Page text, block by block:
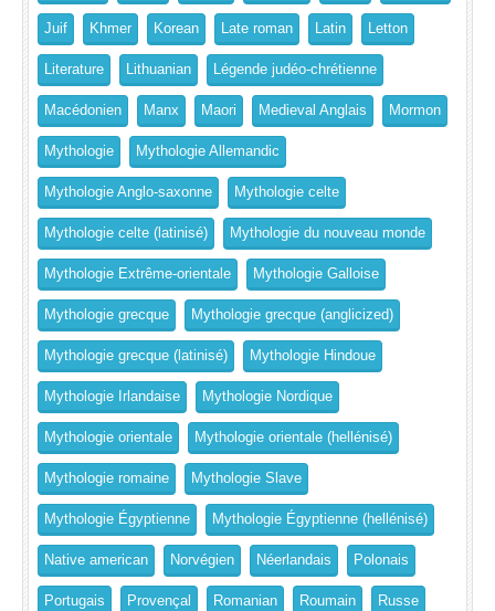
Juif Khmer Korean Late roman Latin Letton
Literature Lithuanian Légende judéo-chrétienne
Macédonien Manx Maori Medieval Anglais Mormon
Mythologie Mythologie Allemandic
Mythologie Anglo-saxonne Mythologie celte
Mythologie celte (latinisé) Mythologie du nouveau monde
Mythologie Extrême-orientale Mythologie Galloise
Mythologie grecque Mythologie grecque (anglicized)
Mythologie grecque (latinisé) Mythologie Hindoue
Mythologie Irlandaise Mythologie Nordique
Mythologie orientale Mythologie orientale (hellénisé)
Mythologie romaine Mythologie Slave
Mythologie Égyptienne Mythologie Égyptienne (hellénisé)
Native american Norvégien Néerlandais Polonais
Portugais Provençal Romanian Roumain Russe